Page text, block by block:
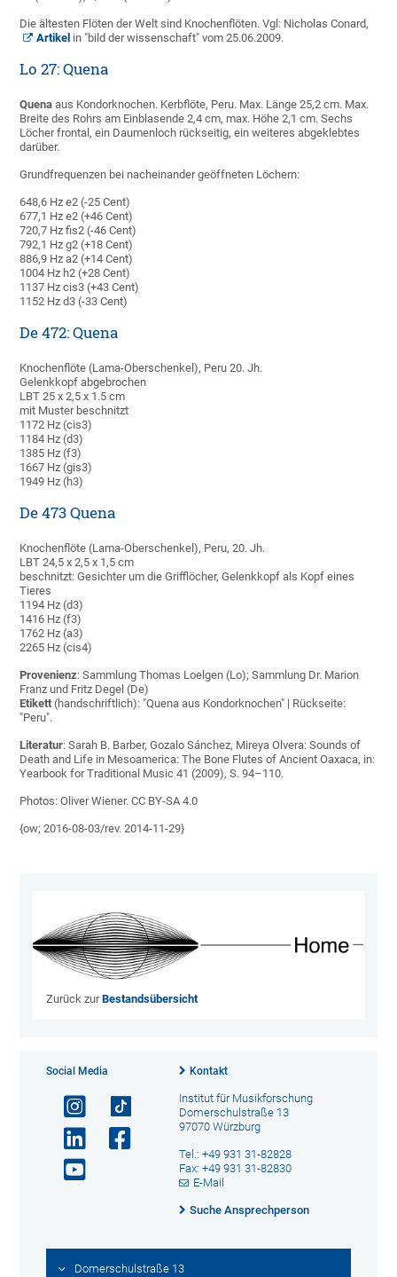
Die ältesten Flöten der Welt sind Knochenflöten. Vgl: Nicholas Conard,
Artikel in "bild der wissenschaft" vom 25.06.2009.
Lo 27: Quena
Quena aus Kondorknochen. Kerbflöte, Peru. Max. Länge 25,2 cm. Max.
Breite des Rohrs am Einblasende 2,4 cm, max. Höhe 2,1 cm. Sechs
Löcher frontal, ein Daumenloch rückseitig, ein weiteres abgeklebtes
darüber.
Grundfrequenzen bei nacheinander geöffneten Löchern:
648,6 Hz e2 (-25 Cent)
677,1 Hz e2 (+46 Cent)
720,7 Hz fis2 (-46 Cent)
792,1 Hz g2 (+18 Cent)
886,9 Hz a2 (+14 Cent)
1004 Hz h2 (+28 Cent)
1137 Hz cis3 (+43 Cent)
1152 Hz d3 (-33 Cent)
De 472: Quena
Knochenflöte (Lama-Oberschenkel), Peru 20. Jh.
Gelenkkopf abgebrochen
LBT 25 x 2,5 x 1.5 cm
mit Muster beschnitzt
1172 Hz (cis3)
1184 Hz (d3)
1385 Hz (f3)
1667 Hz (gis3)
1949 Hz (h3)
De 473 Quena
Knochenflöte (Lama-Oberschenkel), Peru, 20. Jh.
LBT 24,5 x 2,5 x 1,5 cm
beschnitzt: Gesichter um die Grifflöcher, Gelenkkopf als Kopf eines
Tieres
1194 Hz (d3)
1416 Hz (f3)
1762 Hz (a3)
2265 Hz (cis4)
Provenienz: Sammlung Thomas Loelgen (Lo); Sammlung Dr. Marion
Franz und Fritz Degel (De)
Etikett (handschriftlich): "Quena aus Kondorknochen" | Rückseite:
"Peru".
Literatur: Sarah B. Barber, Gozalo Sánchez, Mireya Olvera: Sounds of
Death and Life in Mesoamerica: The Bone Flutes of Ancient Oaxaca, in:
Yearbook for Traditional Music 41 (2009), S. 94–110.
Photos: Oliver Wiener. CC BY-SA 4.0
{ow; 2016-08-03/rev. 2014-11-29}
Zurück zurBestandsübersicht
Social Media Kontakt
Institut für Musikforschung
Domerschulstraße 13
97070 Würzburg
Tel.: +49 931 31-82828
Fax: +49 931 31-82830
E-Mail
Suche Ansprechperson
Domerschulstraße 13